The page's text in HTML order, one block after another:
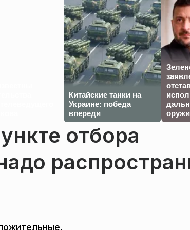
Китайские танки на
Украине: победа
впереди
отбора